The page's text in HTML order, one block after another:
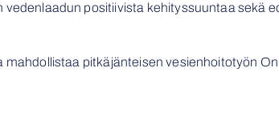
vedenlaadun positiivista kehityssuuntaa sekä
mahdollistaa pitkäjänteisen vesienhoitotyön